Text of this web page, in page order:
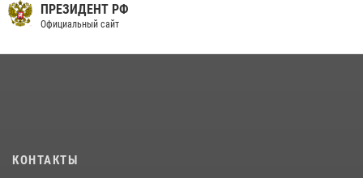
Сотрудники Росгвардии пресекли дебош в орловском кафе
15 июля 2026, 14:49
ПРЕЗИДЕНТ РФ
Официальный сайт
КОНТАКТЫ